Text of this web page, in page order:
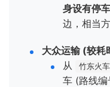
身设有停
边，相当方
大众运输 (较耗
从
竹东火
车 (路线编